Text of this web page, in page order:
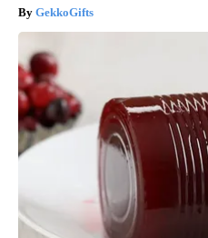
GekkoGifts